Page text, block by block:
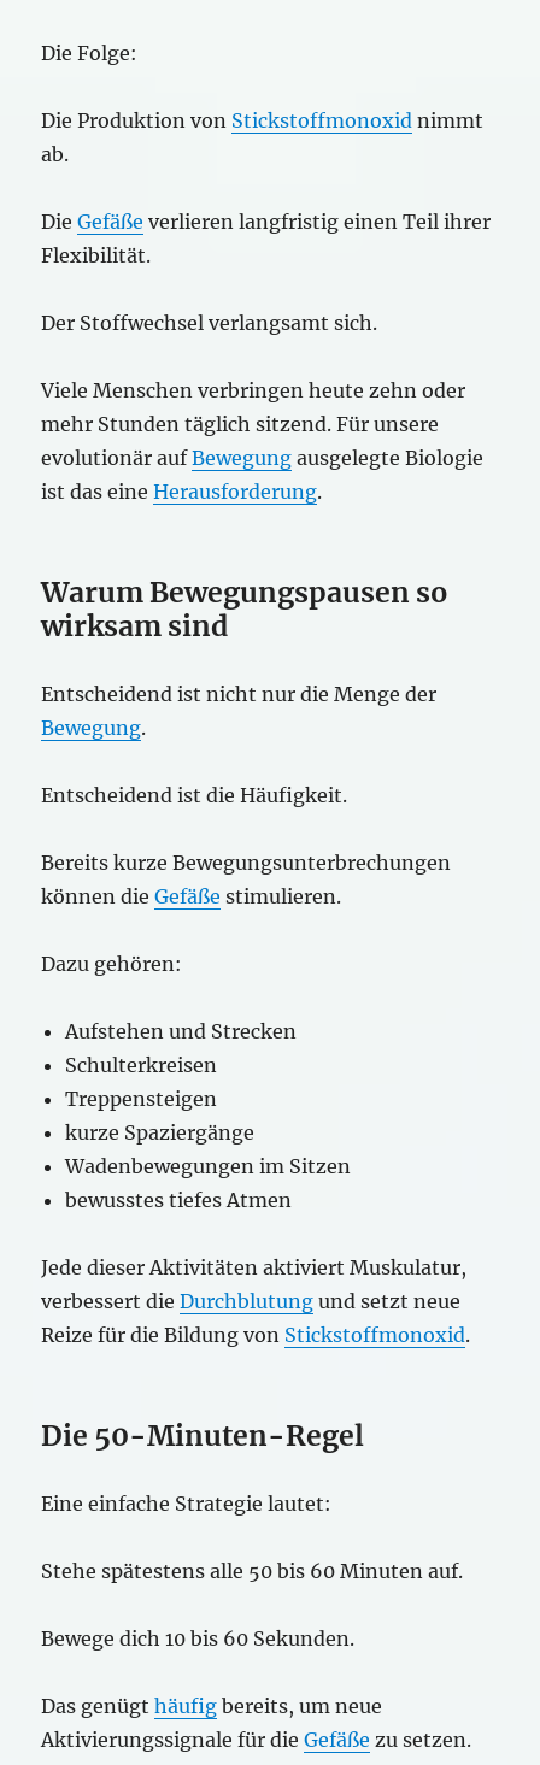
Die Folge:
Die Produktion von Stickstoffmonoxid nimmt
ab.
DieGefäße verlieren langfristig einen Teil ihrer
Flexibilität.
Der Stoffwechsel verlangsamt sich.
Viele Menschen verbringen heute zehn oder
mehr Stunden täglich sitzend. Für unsere
evolutionär aufBewegung ausgelegte Biologie
ist das eineHerausforderung.
Warum Bewegungspausen so
wirksam sind
Entscheidend ist nicht nur die Menge der
Bewegung.
Entscheidend ist die Häufigkeit.
Bereits kurze Bewegungsunterbrechungen
können dieGefäße stimulieren.
Dazu gehören:
Aufstehen und Strecken
Schulterkreisen
Treppensteigen
kurze Spaziergänge
Wadenbewegungen im Sitzen
bewusstes tiefes Atmen
Jede dieser Aktivitäten aktiviert Muskulatur,
verbessert dieDurchblutung und setzt neue
Reize für die Bildung von Stickstoffmonoxid.
Die 50-Minuten-Regel
Eine einfache Strategie lautet:
Stehe spätestens alle 50 bis 60 Minuten auf.
Bewege dich 10 bis 60 Sekunden.
Das genügthäufig bereits, um neue
Aktivierungssignale für dieGefäße zu setzen.